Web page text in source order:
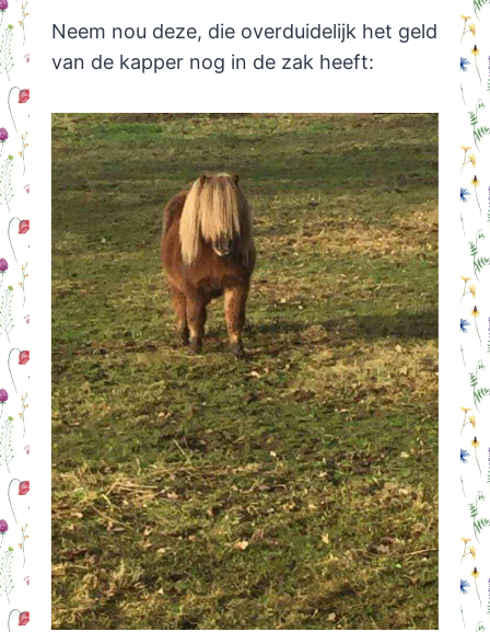
Neem nou deze, die overduidelijk het geld
van de kapper nog in de zak heeft: